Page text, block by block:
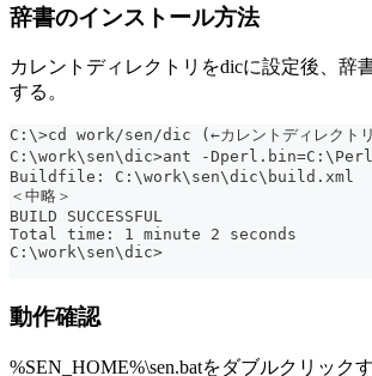
辞書のインストール方法
カレントディレクトリをdicに設定後、辞
する。
C:\>cd work/sen/dic (←カレントディレクト
C:\work\sen\dic>ant -
Buildfile: C:\work\sen\dic\build.xml
＜中略＞
BUILD SUCCESSFUL
Total time: 1 minute 2 seconds
C:\work\sen\dic>
動作確認
%SEN_HOME%\sen.batをダブルクリックす